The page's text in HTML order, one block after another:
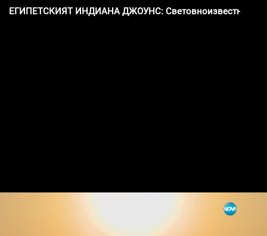
ЕГИПЕТСКИЯТ ИНДИАНА ДЖОУНС: Световноизвестният